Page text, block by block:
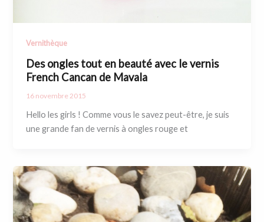
Vernithèque
Des ongles tout en beauté avec le vernis
French Cancan de Mavala
16 novembre 2015
Hello les girls ! Comme vous le savez peut-être, je suis
une grande fan de vernis à ongles rouge et